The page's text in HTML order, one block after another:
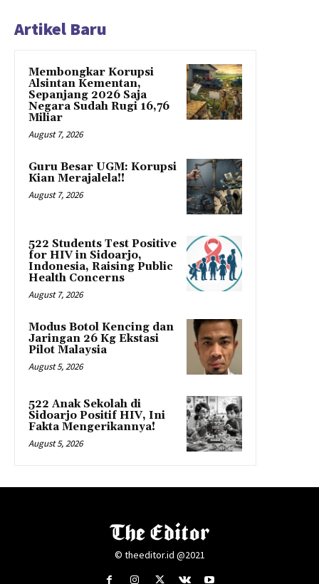
Artikel Baru
Membongkar Korupsi
Alsintan Kementan,
Sepanjang 2026 Saja
Negara Sudah Rugi 16,76
Miliar
August 7, 2026
Guru Besar UGM: Korupsi
Kian Merajalela!!
August 7, 2026
522 Students Test Positive
for HIV in Sidoarjo,
Indonesia, Raising Public
Health Concerns
August 7, 2026
Modus Botol Kencing dan
Jaringan 26 Kg Ekstasi
Pilot Malaysia
August 5, 2026
522 Anak Sekolah di
Sidoarjo Positif HIV, Ini
Fakta Mengerikannya!
August 5, 2026
© theeditor.id @2021